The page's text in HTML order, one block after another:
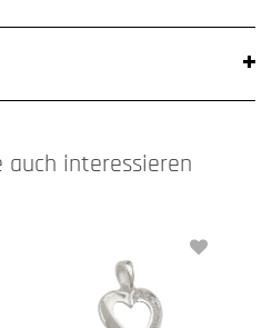
auch interessieren